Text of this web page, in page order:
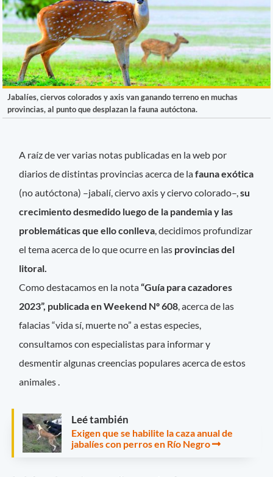
Jabalíes, ciervos colorados y axis van ganando terreno en muchas
provincias, al punto que desplazan la fauna autóctona.
A raíz de ver varias notas publicadas en la web por
diarios de distintas provincias acerca de lafauna exótica
(no autóctona) –jabalí, ciervo axis y ciervo colorado–,su
crecimiento desmedido luego de la pandemia y las
problemáticas que ello conlleva , decidimos profundizar
el tema acerca de lo que ocurre en las provincias del
litoral.
Como destacamos en la nota“Guía para cazadores
2023”, publicada en Weekend Nº 608 , acerca de las
falacias “vida sí, muerte no” a estas especies,
consultamos con especialistas para informar y
desmentir algunas creencias populares acerca de estos
animales .
Leé también
Exigen que se habilite la caza anual de
jabalíes con perros en Río Negro